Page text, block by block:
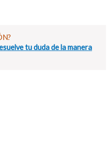
tu duda de la manera